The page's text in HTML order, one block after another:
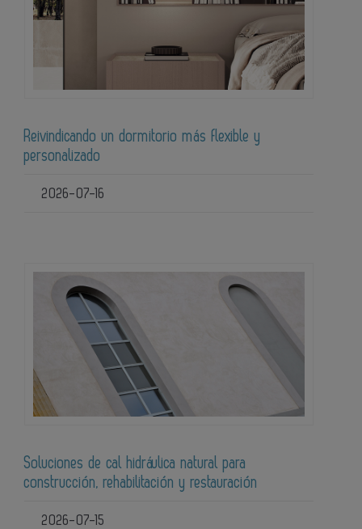
Reivindicando un dormitorio más flexible y
personalizado
2026-07-16
Soluciones de cal hidráulica natural para
construcción, rehabilitación y restauración
2026-07-15